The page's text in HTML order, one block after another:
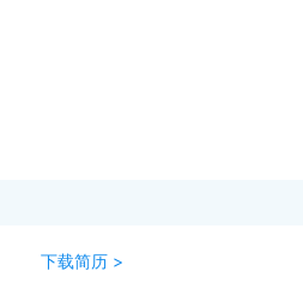
下载简历 >